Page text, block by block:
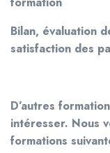
Bilan, évaluation
satisfaction des
D’autres
intéresser. Nous
formations